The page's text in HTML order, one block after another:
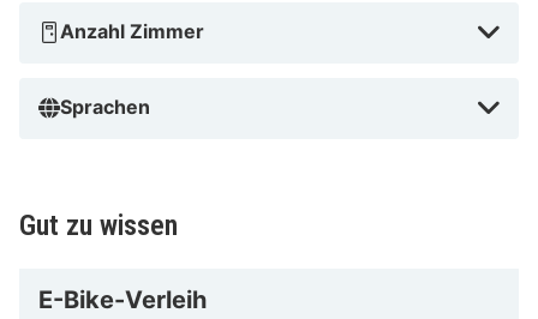
Anzahl Zimmer
Sprachen
Gut zu wissen
E-Bike-Verleih